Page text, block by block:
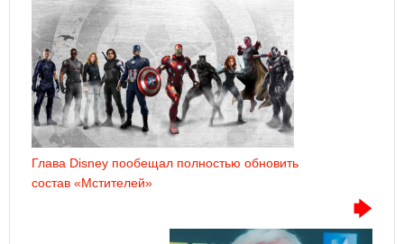
Глава Disney пообещал полностью обновить
состав «Мстителей»